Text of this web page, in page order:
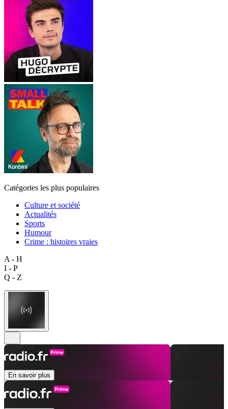
Catégories les plus populaires
Culture et société
Actualités
Sports
Humour
Crime : histoires vraies
A - H
I - P
Q - Z
En savoir plus